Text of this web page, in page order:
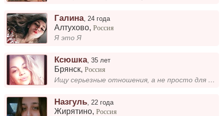
Галина, 24 года
Алтухово,Россия
Я это Я
Ксюшка,35 лет
Брянск,Россия
Ищу серьезные отношения, а не просто для опыта. Мне важны стабильность и настоящее. Все детали можно обсудить позже, ког...
Назгуль 22 года
Жирятино,Россия